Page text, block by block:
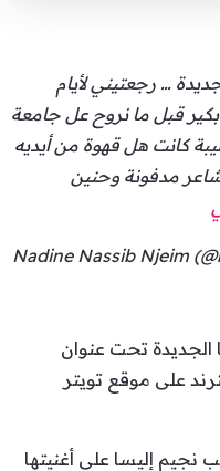
… رجعتيني لأيام
قبل ما نروح عل جامعة
كانت هل قهوة من أيديه
مدفونة وحنين
الجديدة تحت عنوان
على موقع تويتر
نجيم إليسا على أغنيتها